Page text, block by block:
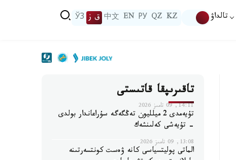
تالداۋ KZ
QZ
РУ
EN
中文 ق ز ЎЗ
تاقىرىپقا قاتىستى
14:11, 09 تامىز 2026
تۇيەمدى 2 ميلليون تەڭگەگە سۇراعاندار بولدى
- تۇيەشى كەلىنشەك
13:08, 09 تامىز 2026
الماتى پوليتسياسى كانە ۋەست كونتسەرتىنە